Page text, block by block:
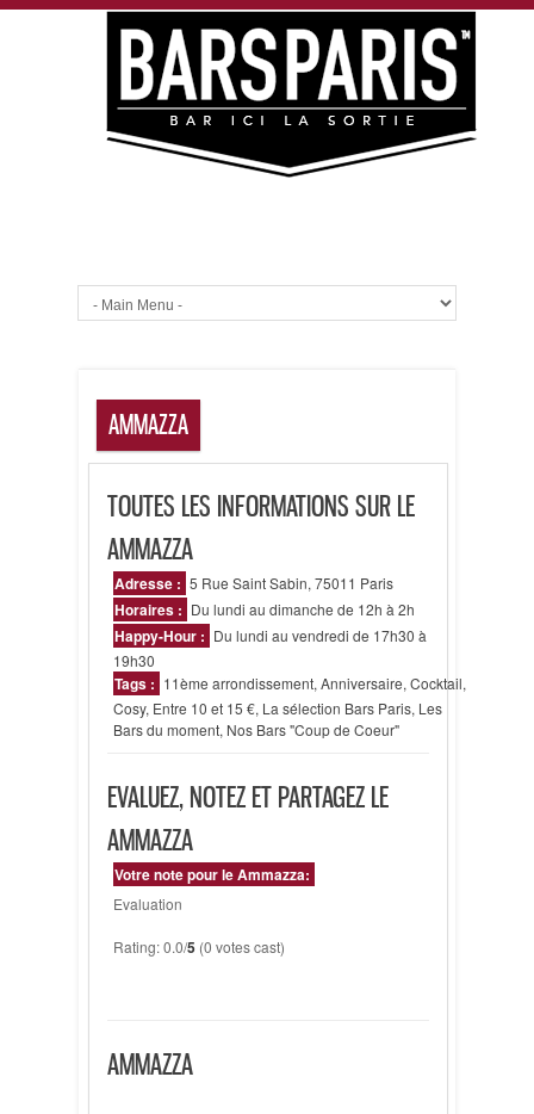
AMMAZZA
TOUTES LES INFORMATIONS SUR LE
AMMAZZA
Adresse : 5 Rue Saint Sabin, 75011 Paris
Horaires : Du lundi au dimanche de 12h à 2h
Happy-Hour : Du lundi au vendredi de 17h30 à
19h30
Tags : 11ème arrondissement, Anniversaire, Cocktail,
Cosy, Entre 10 et 15 €, La sélection Bars Paris, Les
Bars du moment, Nos Bars "Coup de Coeur"
EVALUEZ, NOTEZ ET PARTAGEZ LE
AMMAZZA
Votre note pour le Ammazza:
Evaluation
Rating: 0.0/5 (0 votes cast)
AMMAZZA